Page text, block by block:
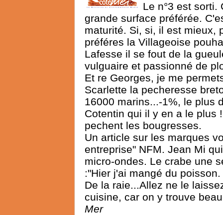
Le n°3 est sorti.
grande surface préférée.
maturité. Si, si, il est mieux,
préféres la Villageoise
Lafesse il se fout de la
vulguaire et passionné de
Et re Georges, je me
Scarlette la pecheresse
16000 marins...-1%, le plus
Cotentin qui il y en a le plus
pechent les bougresses.
Un article sur les marques
entreprise" NFM. Jean Mi
micro-ondes. Le crabe une
:"Hier j'ai mangé du
De la raie...Allez ne le
cuisine, car on y trouve
Mer